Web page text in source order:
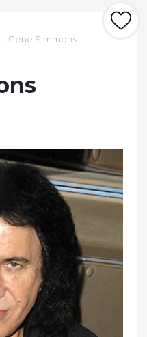
Gene Simmons